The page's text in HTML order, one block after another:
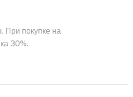
При покупке на
30%.